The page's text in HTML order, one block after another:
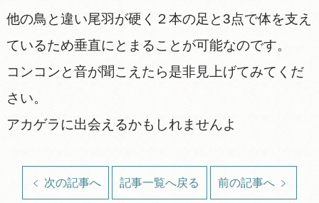
他の鳥と違い尾羽が硬く２本の足と3点で体を支え
ているため垂直にとまることが可能なのです。
コンコンと音が聞こえたら是非見上げてみてくだ
さい。
アカゲラに出会えるかもしれませんよ
次の記事へ 記事一覧へ戻る 前の記事へ